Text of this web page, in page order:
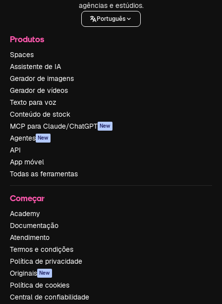
agências e estúdios.
Português
Produtos
Spaces
Assistente de IA
Gerador de imagens
Gerador de vídeos
Texto para voz
Conteúdo de stock
MCP para Claude/ChatGPT New
Agentes New
API
App móvel
Todas as ferramentas
Começar
Academy
Documentação
Atendimento
Termos e condições
Política de privacidade
Originais New
Política de cookies
Central de confiabilidade